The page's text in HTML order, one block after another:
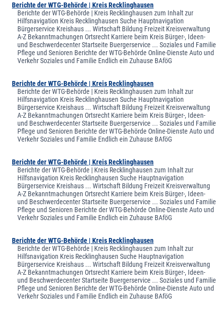
Berichte der WTG-Behörde | Kreis Recklinghausen
Berichte der WTG-Behörde | Kreis Recklinghausen zum Inhalt zur
Hilfsnavigation Kreis Recklinghausen Suche Hauptnavigation
Bürgerservice Kreishaus ... Wirtschaft Bildung Freizeit Kreisverwaltung
A-Z Bekanntmachungen Ortsrecht Karriere beim Kreis Bürger-, Ideen-
und Beschwerdecenter Startseite Buergerservice ... Soziales und Familie
Pflege und Senioren Berichte der WTG-Behörde Online-Dienste Auto und
Verkehr Soziales und Familie Endlich ein Zuhause BAföG
Berichte der WTG-Behörde | Kreis Recklinghausen
Berichte der WTG-Behörde | Kreis Recklinghausen zum Inhalt zur
Hilfsnavigation Kreis Recklinghausen Suche Hauptnavigation
Bürgerservice Kreishaus ... Wirtschaft Bildung Freizeit Kreisverwaltung
A-Z Bekanntmachungen Ortsrecht Karriere beim Kreis Bürger-, Ideen-
und Beschwerdecenter Startseite Buergerservice ... Soziales und Familie
Pflege und Senioren Berichte der WTG-Behörde Online-Dienste Auto und
Verkehr Soziales und Familie Endlich ein Zuhause BAföG
Berichte der WTG-Behörde | Kreis Recklinghausen
Berichte der WTG-Behörde | Kreis Recklinghausen zum Inhalt zur
Hilfsnavigation Kreis Recklinghausen Suche Hauptnavigation
Bürgerservice Kreishaus ... Wirtschaft Bildung Freizeit Kreisverwaltung
A-Z Bekanntmachungen Ortsrecht Karriere beim Kreis Bürger-, Ideen-
und Beschwerdecenter Startseite Buergerservice ... Soziales und Familie
Pflege und Senioren Berichte der WTG-Behörde Online-Dienste Auto und
Verkehr Soziales und Familie Endlich ein Zuhause BAföG
Berichte der WTG-Behörde | Kreis Recklinghausen
Berichte der WTG-Behörde | Kreis Recklinghausen zum Inhalt zur
Hilfsnavigation Kreis Recklinghausen Suche Hauptnavigation
Bürgerservice Kreishaus ... Wirtschaft Bildung Freizeit Kreisverwaltung
A-Z Bekanntmachungen Ortsrecht Karriere beim Kreis Bürger-, Ideen-
und Beschwerdecenter Startseite Buergerservice ... Soziales und Familie
Pflege und Senioren Berichte der WTG-Behörde Online-Dienste Auto und
Verkehr Soziales und Familie Endlich ein Zuhause BAföG